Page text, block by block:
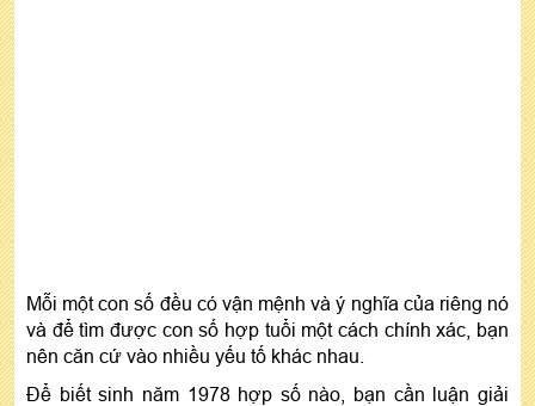
Mỗi một con số đều có vận mệnh và ý nghĩa của riêng nó
và để tìm được con số hợp tuổi một cách chính xác, bạn
nên căn cứ vào nhiều yếu tố khác nhau.
Để biết sinh năm 1978 hợp số nào, bạn cần luận giải